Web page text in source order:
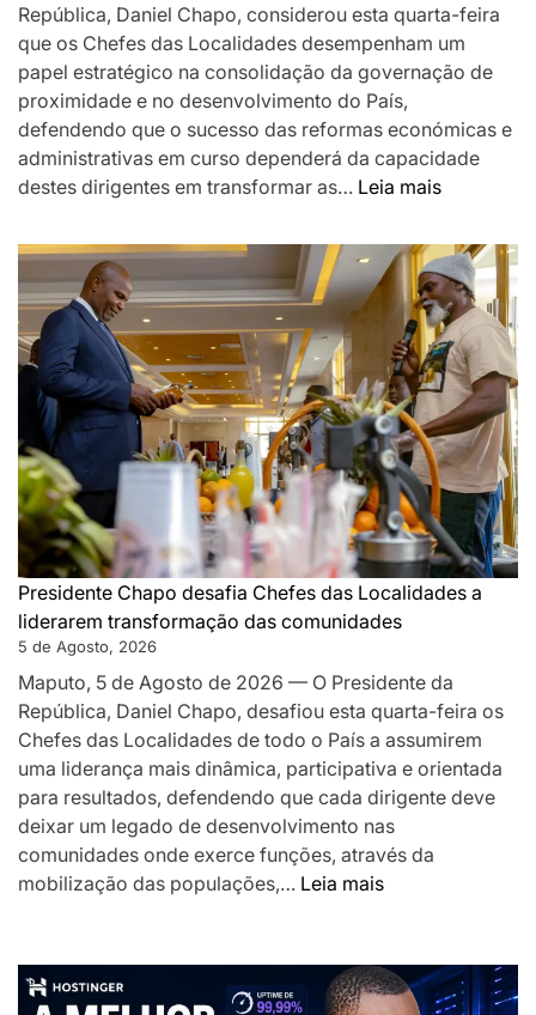
República, Daniel Chapo, considerou esta quarta-feira
que os Chefes das Localidades desempenham um
papel estratégico na consolidação da governação de
proximidade e no desenvolvimento do País,
defendendo que o sucesso das reformas económicas e
administrativas em curso dependerá da capacidade
destes dirigentes em transformar as… Leia mais:
destaca
Chefes
das
como
pilar
da
de
e
desafia-
os
o
local
Presidente Chapo desafia Chefes das Localidades a
liderarem transformação das comunidades
5 de Agosto, 2026
Maputo, 5 de Agosto de 2026 — O Presidente da
República, Daniel Chapo, desafiou esta quarta-feira os
Chefes das Localidades de todo o País a assumirem
uma liderança mais dinâmica, participativa e orientada
para resultados, defendendo que cada dirigente deve
deixar um legado de desenvolvimento nas
comunidades onde exerce funções, através da
mobilização das populações,… Leia mais:
desafia
Chefes